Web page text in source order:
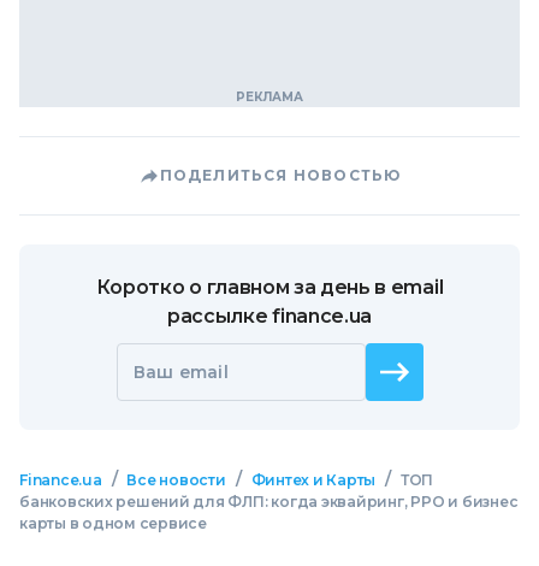
ПОДЕЛИТЬСЯ НОВОСТЬЮ
Коротко о главном за день в email
рассылке finance.ua
Ваш email
Finance.ua / Все новости / Финтех и Карты / ТОП
банковских решений для ФЛП: когда эквайринг, РРО и бизнес
карты в одном сервисе